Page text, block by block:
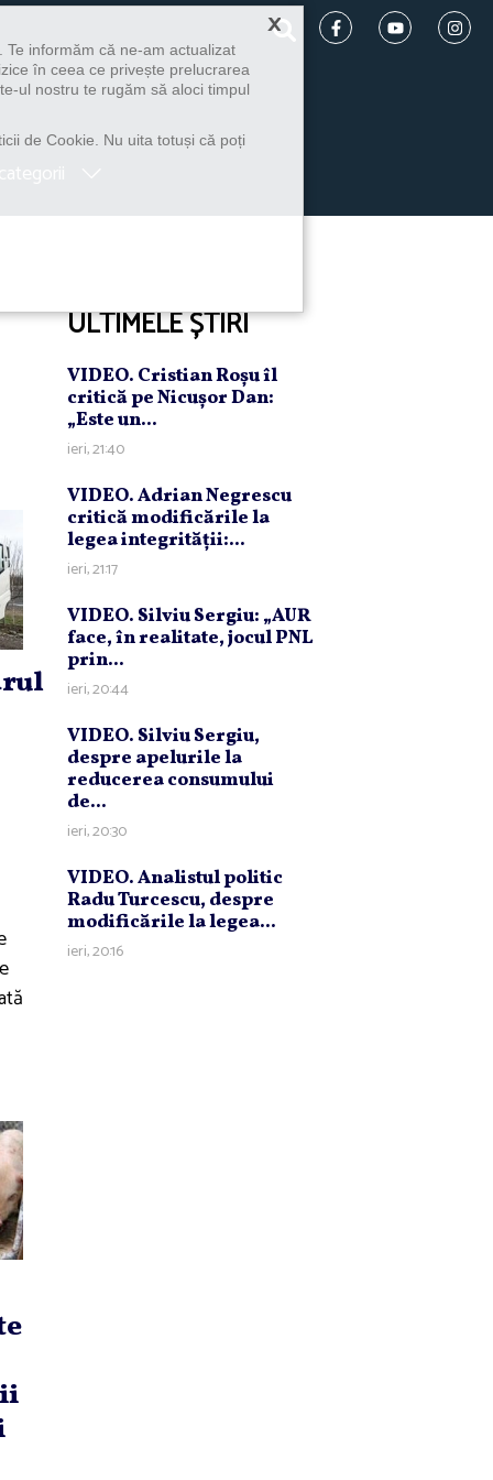
ULTIMELE ȘTIRI
VIDEO. Cristian Roşu îl
critică pe Nicuşor Dan:
„Este un...
ieri, 21:40
VIDEO. Adrian Negrescu
critică modificările la
legea integrităţii:...
ieri, 21:17
VIDEO. Silviu Sergiu: „AUR
face, în realitate, jocul PNL
prin...
ieri, 20:44
VIDEO. Silviu Sergiu,
despre apelurile la
reducerea consumului
de...
ieri, 20:30
VIDEO. Analistul politic
Radu Turcescu, despre
modificările la legea...
ieri, 20:16
×
informăm că ne-am actualizat
în ceea ce privește prelucrarea
ul nostru te rugăm să aloci timpul
de Cookie. Nu uita totuși că poți